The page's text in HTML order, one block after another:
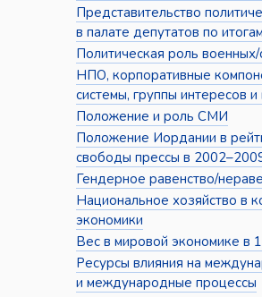
Представительство
в палате депутатов по
Политическая роль
НПО, корпоративные
системы, группы интересов и
Положение и роль СМИ
Положение Иордании в
свободы прессы в
Гендерное равенство/
Национальное хозяйство в
экономики
Вес в мировой экономике в
Ресурсы влияния на
и международные процессы